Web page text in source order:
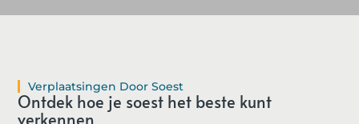
Verplaatsingen Door Soest
Ontdek hoe je soest het beste kunt
verkennen